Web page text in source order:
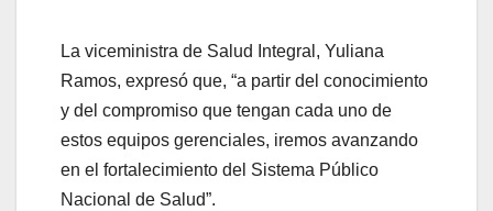
La viceministra de Salud Integral, Yuliana
Ramos, expresó que, “a partir del conocimiento
y del compromiso que tengan cada uno de
estos equipos gerenciales, iremos avanzando
en el fortalecimiento del Sistema Público
Nacional de Salud”.